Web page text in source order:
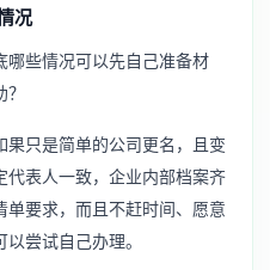
况
哪些情况可以先自己准备材
果只是简单的公司更名，且变
代表人一致，企业内部档案齐
要求，而且不赶时间、愿意
尝试自己办理。